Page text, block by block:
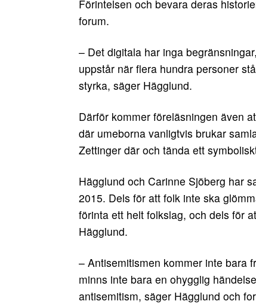
Förintelsen och bevara deras
forum.
– Det digitala har inga
uppstår när flera hundra personer
styrka, säger Hägglund.
Därför kommer föreläsningen även
där umeborna vanligtvis brukar
Zettinger där och tända ett
Hägglund och Carinne Sjöberg har
2015. Dels för att folk inte ska
förinta ett helt folkslag, och dels för
Hägglund.
– Antisemitismen kommer inte bara
minns inte bara en ohygglig
antisemitism, säger Hägglund och